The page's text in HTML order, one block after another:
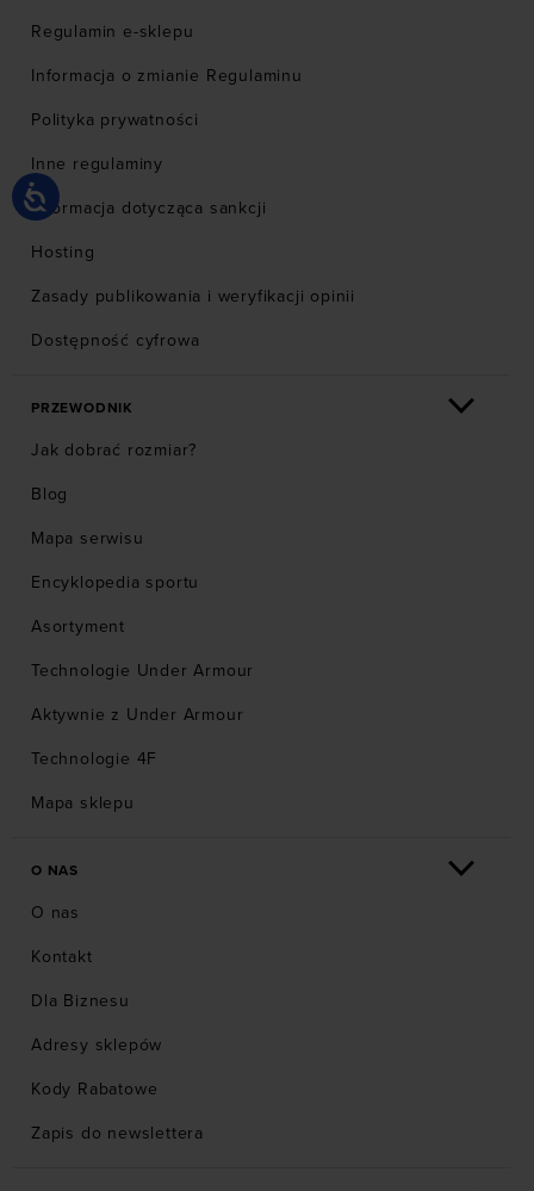
Regulamin e-sklepu
Informacja o zmianie Regulaminu
Polityka prywatności
Inne regulaminy
Informacja dotycząca sankcji
Hosting
Zasady publikowania i weryfikacji opinii
Dostępność cyfrowa
PRZEWODNIK
Jak dobrać rozmiar?
Blog
Mapa serwisu
Encyklopedia sportu
Asortyment
Technologie Under Armour
Aktywnie z Under Armour
Technologie 4F
Mapa sklepu
O NAS
O nas
Kontakt
Dla Biznesu
Adresy sklepów
Kody Rabatowe
Zapis do newslettera